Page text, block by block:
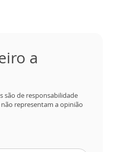
a
são de responsabilidade
representam a opinião